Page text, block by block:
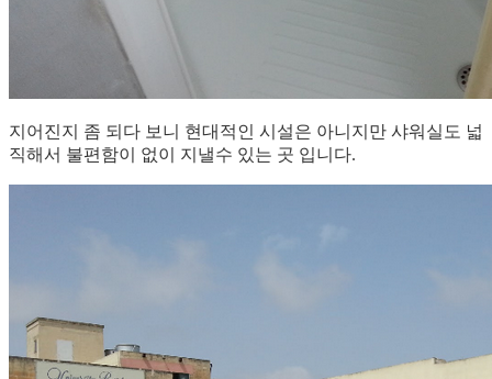
지어진지 좀 되다 보니 현대적인 시설은 아니지만 샤워실도 넓
직해서 불편함이 없이 지낼수 있는 곳 입니다.